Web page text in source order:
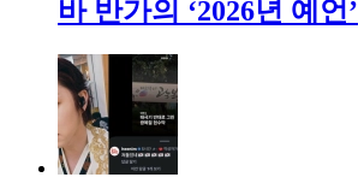
바 반가의 ‘2026년 예언’